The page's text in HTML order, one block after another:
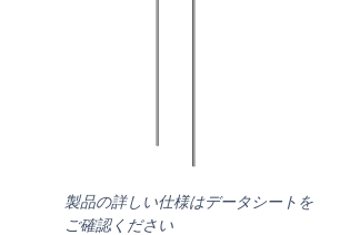
製品の詳しい仕様はデータシートを
ご確認ください